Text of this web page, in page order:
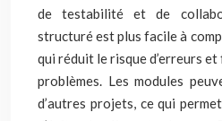
de testabilité et de
structuré est plus facile à
qui réduit le risque d’erreurs
problèmes. Les modules
d’autres projets, ce qui